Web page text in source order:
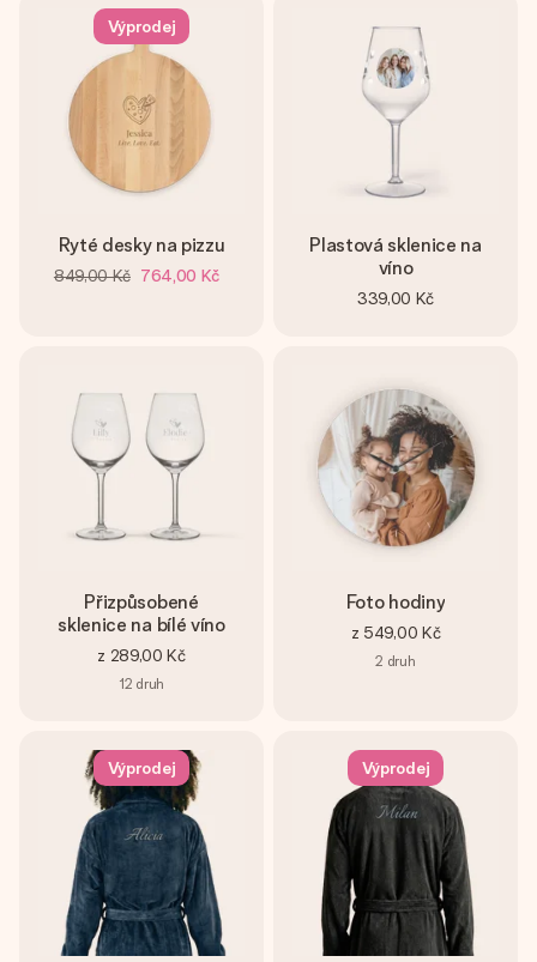
Výprodej
Ryté desky na pizzu
849,00 Kč 764,00 Kč
Plastová sklenice na
víno
339,00 Kč
Přizpůsobené
sklenice na bílé víno
z 289,00 Kč
12 druh
Foto hodiny
z 549,00 Kč
2 druh
Výprodej Výprodej